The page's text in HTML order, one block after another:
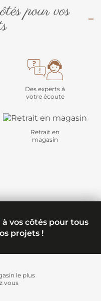
pour vos
Des experts à
votre écoute
Retrait en
magasin
à vos côtés pour tous
projets !
le plus
vous